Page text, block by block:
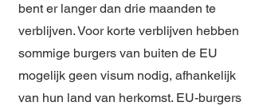
bent er langer dan drie maanden te
verblijven. Voor korte verblijven hebben
sommige burgers van buiten de EU
mogelijk geen visum nodig, afhankelijk
van hun land van herkomst. EU-burgers